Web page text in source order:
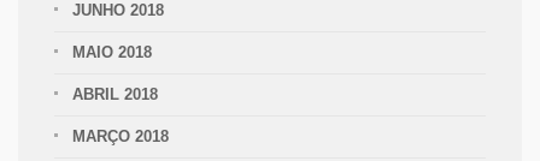
JUNHO 2018
MAIO 2018
ABRIL 2018
MARÇO 2018